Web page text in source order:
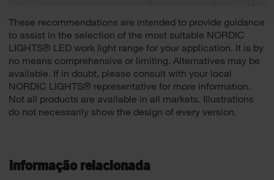
These recommendations are intended to provide guidance
to assist in the selection of the most suitable NORDIC
LIGHTS® LED work light range for your application. It is by
no means comprehensive or limiting. Alternatives may be
available. If in doubt, please consult with your local
NORDIC LIGHTS® representative for more information.
Not all products are available in all markets. Illustrations
do not necessarily show the design of every version.
informação relacionada